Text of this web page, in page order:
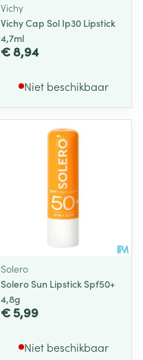
Vichy
Vichy Cap Sol Ip30 Lipstick
4,7ml
€ 8,94
Niet beschikbaar
Solero
Solero Sun Lipstick Spf50+
4,8g
€ 5,99
Niet beschikbaar